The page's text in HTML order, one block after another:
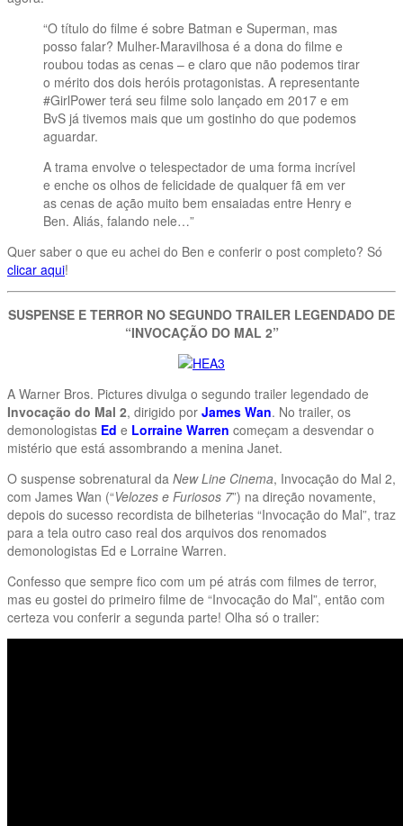
“O título do filme é sobre Batman e Superman, mas
posso falar? Mulher-Maravilhosa é a dona do filme e
roubou todas as cenas – e claro que não podemos tirar
o mérito dos dois heróis protagonistas. A representante
#GirlPower terá seu filme solo lançado em 2017 e em
BvS já tivemos mais que um gostinho do que podemos
aguardar.
A trama envolve o telespectador de uma forma incrível
e enche os olhos de felicidade de qualquer fã em ver
as cenas de ação muito bem ensaiadas entre Henry e
Ben. Aliás, falando nele…”
Quer saber o que eu achei do Ben e conferir o post completo? Só
clicar aqui!
SUSPENSE E TERROR NO SEGUNDO TRAILER LEGENDADO DE
“INVOCAÇÃO DO MAL 2”
A Warner Bros. Pictures divulga o segundo trailer legendado de
Invocação do Mal 2, dirigido por James Wan. No trailer, os
demonologistas Ed e Lorraine Warren começam a desvendar o
mistério que está assombrando a menina Janet.
O suspense sobrenatural da New Line Cinema, Invocação do Mal 2,
com James Wan (“Velozes e Furiosos 7”) na direção novamente,
depois do sucesso recordista de bilheterias “Invocação do Mal”, traz
para a tela outro caso real dos arquivos dos renomados
demonologistas Ed e Lorraine Warren.
Confesso que sempre fico com um pé atrás com filmes de terror,
mas eu gostei do primeiro filme de “Invocação do Mal”, então com
certeza vou conferir a segunda parte! Olha só o trailer: